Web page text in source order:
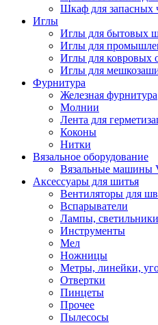
Шкаф для запасных
Иглы
Иглы для бытовых
Иглы для
Иглы для ковровых
Иглы для
Фурнитура
Железная фурнитура
Молнии
Лента для
Коконы
Нитки
Вязальное оборудование
Вязальные машины
Аксессуары для шитья
Вентиляторы для
Вспарыватели
Лампы, светильники
Инструменты
Мел
Ножницы
Метры, линейки,
Отвертки
Пинцеты
Прочее
Пылесосы